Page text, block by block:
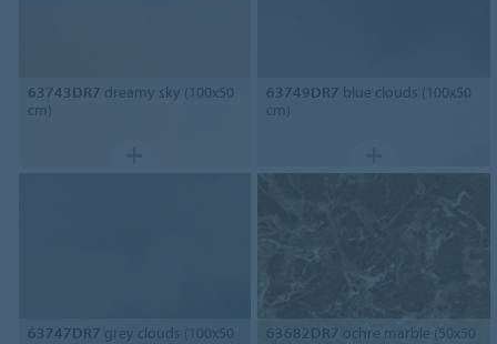
63743DR7 dreamy sky (100x50
cm)
63749DR7 blue clouds (100x50
cm)
63747DR7 grey clouds (100x50
63682DR7 ochre marble (50x50